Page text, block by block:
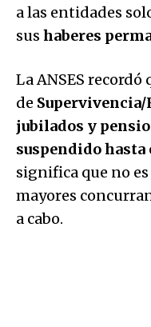
a las entidades
sus haberes
La ANSES
de Supervivencia/
jubilados y
suspendido hasta
significa que no
mayores
a cabo.